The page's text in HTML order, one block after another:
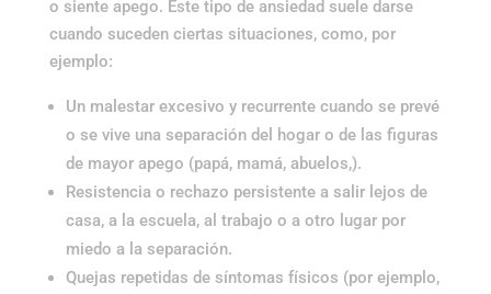
o siente apego. Este tipo de ansiedad suele darse
cuando suceden ciertas situaciones, como, por
ejemplo:
Un malestar excesivo y recurrente cuando se prevé
o se vive una separación del hogar o de las figuras
de mayor apego (papá, mamá, abuelos,).
Resistencia o rechazo persistente a salir lejos de
casa, a la escuela, al trabajo o a otro lugar por
miedo a la separación.
Quejas repetidas de síntomas físicos (por ejemplo,